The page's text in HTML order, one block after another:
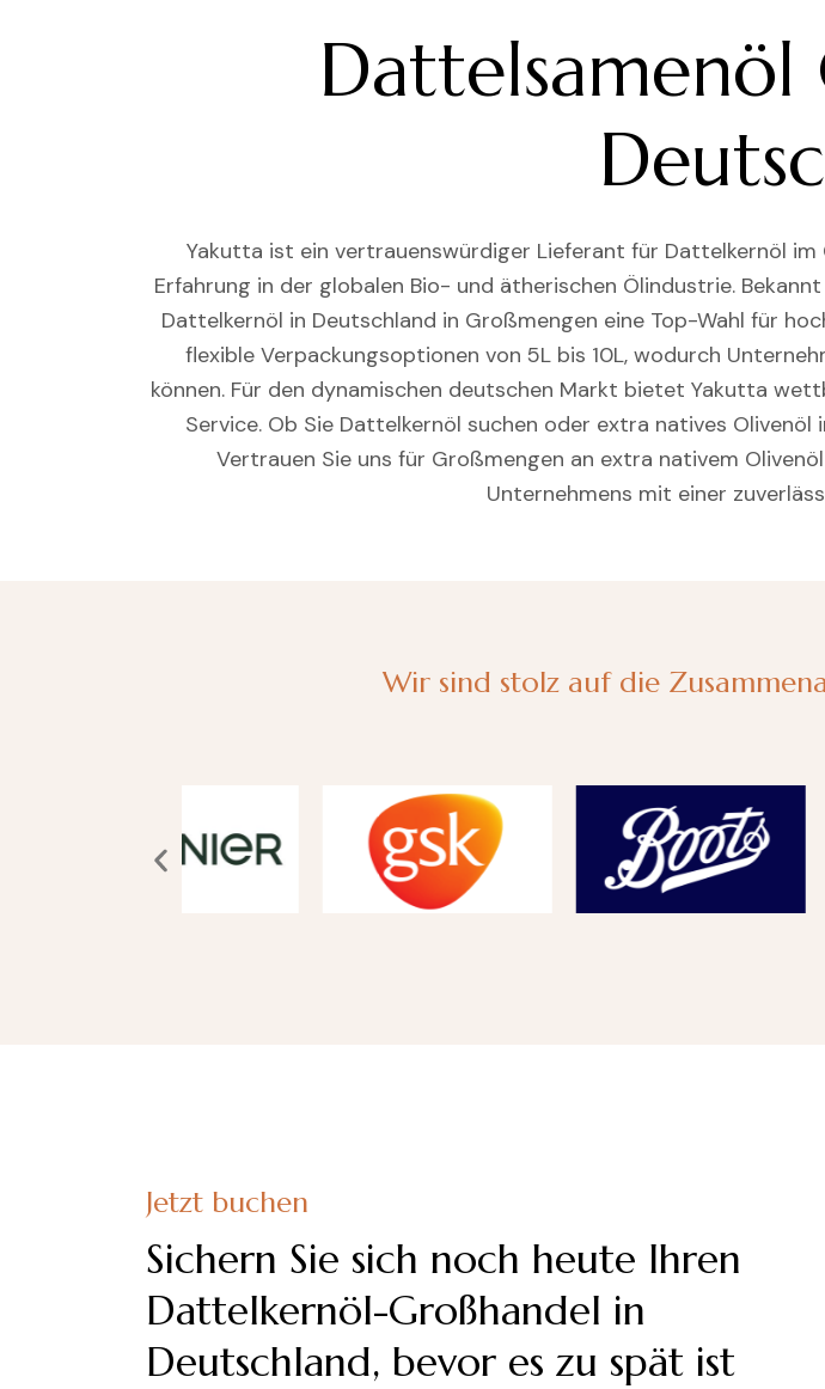
Yakutta ist ein vertrauenswürdiger Lieferant für Dattelkernöl
Erfahrung in der globalen Bio- und ätherischen Ölindustrie.
Dattelkernöl in Deutschland in Großmengen eine Top-Wahl für
flexible Verpackungsoptionen von 5L bis 10L, wodurch
können. Für den dynamischen deutschen Markt bietet Yakutta
Service. Ob Sie Dattelkernöl suchen oder extra natives
Vertrauen Sie uns für Großmengen an extra nativem
Unternehmens mit einer
Wir sind stolz auf die
Jetzt buchen
Sichern Sie sich noch heute Ihren
Dattelkernöl-Großhandel in
Deutschland, bevor es zu spät ist